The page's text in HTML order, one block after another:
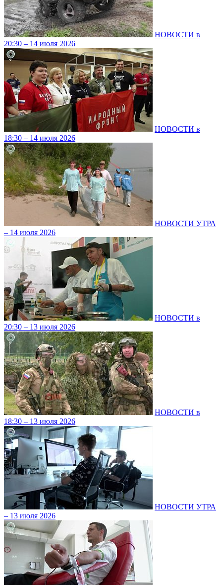
НОВОСТИ в
20:30 – 14 июля 2026
НОВОСТИ в
18:30 – 14 июля 2026
НОВОСТИ УТРА
– 14 июля 2026
НОВОСТИ в
20:30 – 13 июля 2026
НОВОСТИ в
18:30 – 13 июля 2026
НОВОСТИ УТРА
– 13 июля 2026